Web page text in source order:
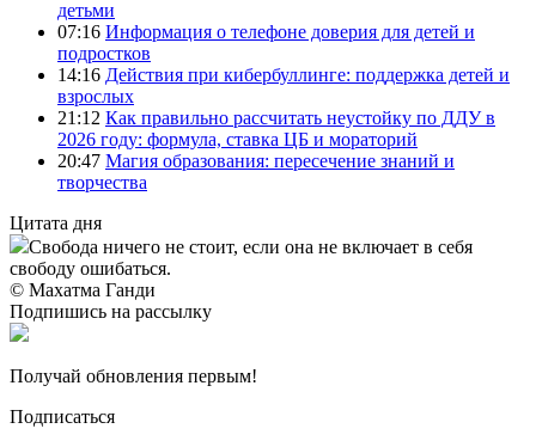
детьми
07:16 Информация о телефоне доверия для детей и
подростков
14:16 Действия при кибербуллинге: поддержка детей и
взрослых
21:12 Как правильно рассчитать неустойку по ДДУ в
2026 году: формула, ставка ЦБ и мораторий
20:47 Магия образования: пересечение знаний и
творчества
Цитата дня
Свобода ничего не стоит, если она не включает в себя
свободу ошибаться.
© Махатма Ганди
Подпишись на рассылку
Получай обновления первым!
Подписаться